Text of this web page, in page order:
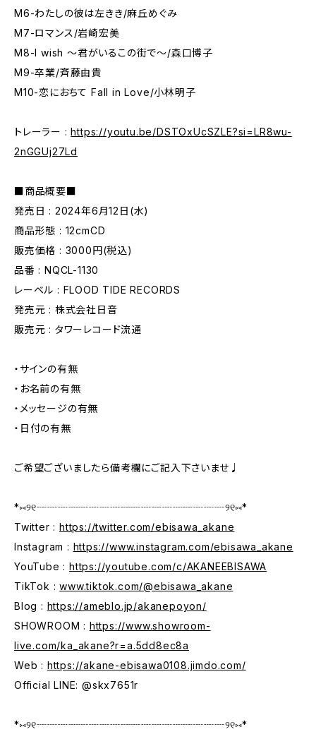
M6-わたしの彼は左きき/麻丘めぐみ
M7-ロマンス/岩崎宏美
M8-I wish 〜君がいるこの街で〜/森口博子
M9-卒業/斉藤由貴
M10-恋におちて Fall in Love/小林明子
トレーラー :https://youtu.be/DSTOxUcSZLE?si=LR8wu-
2nGGUj27Ld
■商品概要■
発売日 : 2024年6月12日(水)
商品形態 : 12cmCD
販売価格 : 3000円(税込)
品番 : NQCL-1130
レーベル : FLOOD TIDE RECORDS
発売元 : 株式会社日音
販売元 : タワーレコード流通
・サインの有無
・お名前の有無
・メッセージの有無
・日付の有無
ご希望ございましたら備考欄にご記入下さいませ♩
*⑅︎୨୧┈┈┈┈┈┈┈┈┈┈┈┈┈┈┈┈┈┈୨୧⑅︎*
Twitter : https://twitter.com/ebisawa_akane
Instagram : https://www.instagram.com/ebisawa_akane
YouTube :https://youtube.com/c/AKANEEBISAWA
TikTok :www.tiktok.com/@ebisawa_akane
Blog : https://ameblo.jp/akanepoyon/
SHOWROOM : https://www.showroom-
live.com/ka_akane?r=a.5dd8ec8a
Web : https://akane-ebisawa0108.jimdo.com/
Official LINE: @skx7651r
*⑅︎୨୧┈┈┈┈┈┈┈┈┈┈┈┈┈┈┈┈┈┈୨୧⑅︎*